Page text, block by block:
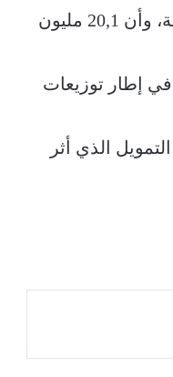
وقال البرنامج إن نحو 24,3 مليون شخص في اليمن بحاجة إلى مساعدة إنسانية، وأن 20,1 مليون
العامة في إطار توزيعات
الذي أثر